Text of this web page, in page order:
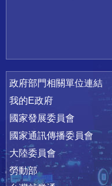
政府部門相關單位連結
我的E政府
國家發展委員會
國家通訊傳播委員會
大陸委員會
勞動部